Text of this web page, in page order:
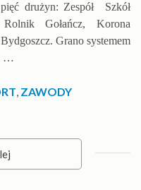
drużyn: Zespół Szkół
Gołańcz, Korona
Grano systemem
…
, ZAWODY